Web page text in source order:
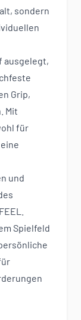
sondern
ausgelegt,
Grip,
Mit
für
und
Spielfeld